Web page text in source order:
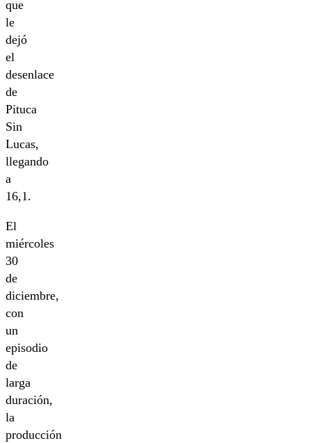
que
le
dejó
el
desenlace
de
Pituca
Sin
Lucas,
llegando
a
16,1.
El
miércoles
30
de
diciembre,
con
un
episodio
de
larga
duración,
la
producción